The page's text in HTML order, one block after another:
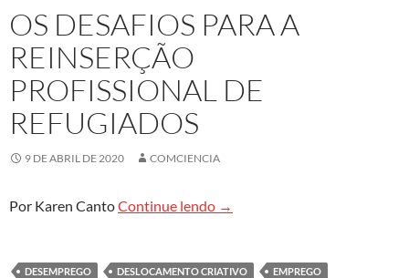
OS DESAFIOS PARA A
REINSERÇÃO
PROFISSIONAL DE
REFUGIADOS
9 DE ABRIL DE 2020 COMCIENCIA
Por Karen CantoContinue lendo Os desafios para a
→
DESEMPREGO DESLOCAMENTO CRIATIVO
EMPREGO